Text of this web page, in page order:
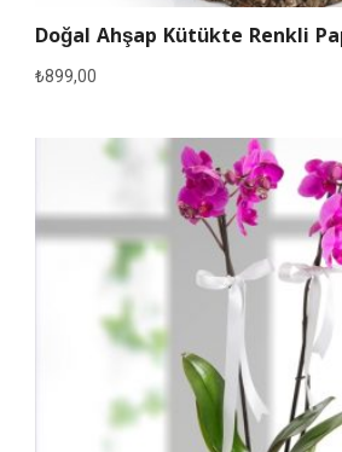
Doğal Ahşap Kütükte Renkli
₺899,00